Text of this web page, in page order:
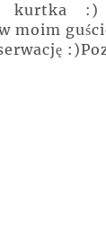
kurtka :)
moim